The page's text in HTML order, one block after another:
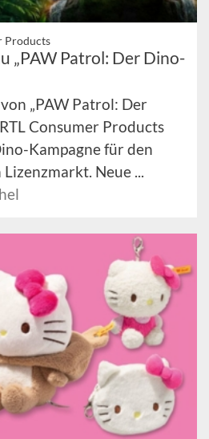
Products
„PAW Patrol: Der Dino-
„PAW Patrol: Der
Consumer Products
Kampagne für den
Neue ...